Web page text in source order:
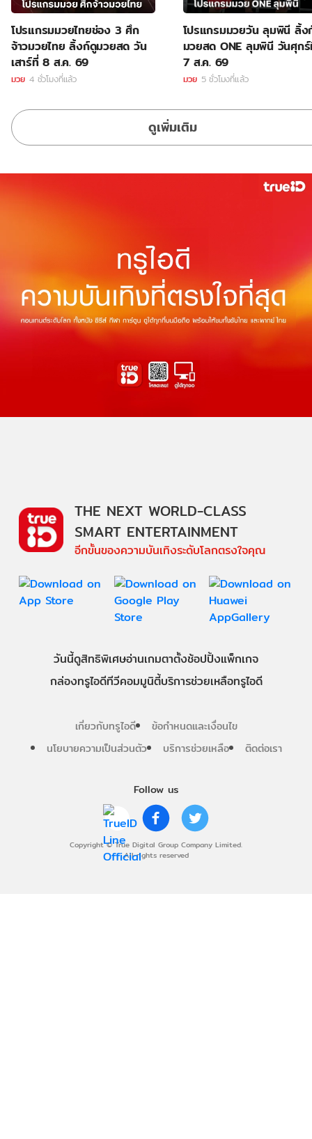
โปรแกรมมวยไทยช่อง 3 ศึก
จ้าวมวยไทย ลิ้งก์ดูมวยสด วัน
เสาร์ที่ 8 ส.ค. 69
มวย 4 ชั่วโมงที่แล้ว
โปรแกรมมวยวัน ลุมพินี ลิ้ง
มวยสด ONE ลุมพินี วันศุก
7 ส.ค. 69
มวย 5 ชั่วโมงที่แล้ว
ดูเพิ่มเติม
Follow us
Copyright © True Digital Group Company Limited.
All rights reserved
THE NEXT WORLD-CLASS
SMART ENTERTAINMENT
อีกขั้นของความบันเทิงระดับโลกตรงใจคุณ
วันนี้ดูสิทธิพิเศษอ่านเกมตาตั้งช้อปปิ้งแพ็กเกจ
กล่องทรูไอดีทีวีคอมมูนิตี้บริการช่วยเหลือทรูไอดี
เกี่ยวกับทรูไอดี
ข้อกำหนดและเงื่อนไข
นโยบายความเป็นส่วนตัว
บริการช่วยเหลือ ติดต่อเรา